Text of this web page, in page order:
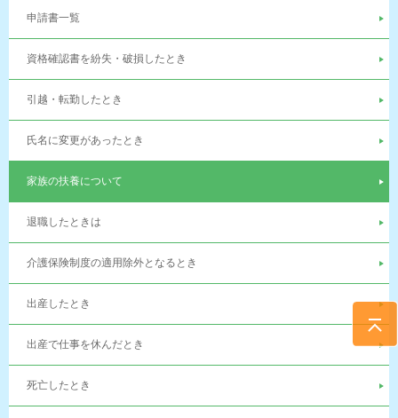
申請書一覧
資格確認書を紛失・破損したとき
引越・転勤したとき
氏名に変更があったとき
家族の扶養について
退職したときは
介護保険制度の適用除外となるとき
出産したとき
出産で仕事を休んだとき
死亡したとき